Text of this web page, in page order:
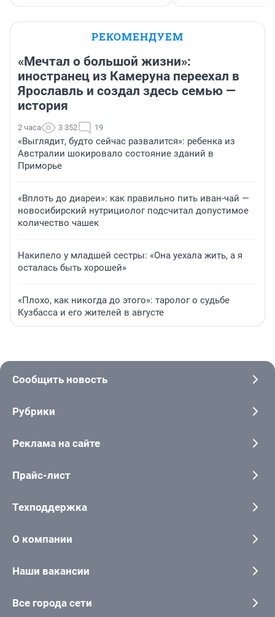
РЕКОМЕНДУЕМ
«Мечтал о большой жизни»:
иностранец из Камеруна переехал в
Ярославль и создал здесь семью —
история
2 часа 3 352 19
«Выглядит, будто сейчас развалится»: ребенка из
Австралии шокировало состояние зданий в
Приморье
«Вплоть до диареи»: как правильно пить иван-чай —
новосибирский нутрициолог подсчитал допустимое
количество чашек
Накипело у младшей сестры: «Она уехала жить, а я
осталась быть хорошей»
«Плохо, как никогда до этого»: таролог о судьбе
Кузбасса и его жителей в августе
Сообщить новость
Рубрики
Реклама на сайте
Прайс-лист
Техподдержка
О компании
Наши вакансии
Все города сети